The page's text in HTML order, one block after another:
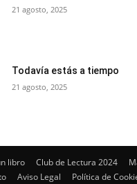
21 agosto, 2025
Todavía estás a tiempo
21 agosto, 2025
libro Club de Lectura 2024
Aviso Legal Política de